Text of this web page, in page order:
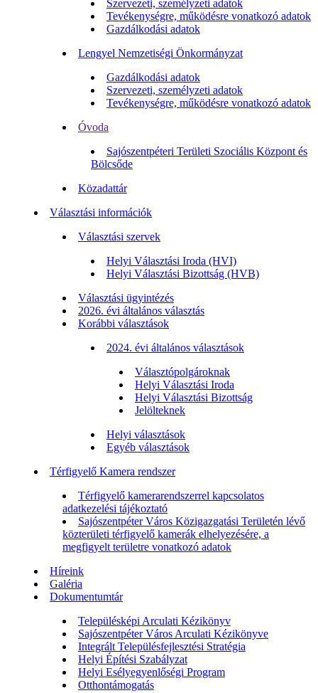
Szervezeti, személyzeti adatok
Tevékenységre, működésre vonatkozó adatok
Gazdálkodási adatok
Lengyel Nemzetiségi Önkormányzat
Gazdálkodási adatok
Szervezeti, személyzeti adatok
Tevékenységre, működésre vonatkozó adatok
Óvoda
Sajószentpéteri Területi Szociális Központ és
Bölcsőde
Közadattár
Választási információk
Választási szervek
Helyi Választási Iroda (HVI)
Helyi Választási Bizottság (HVB)
Választási ügyintézés
2026. évi általános választás
Korábbi választások
2024. évi általános választások
Választópolgároknak
Helyi Választási Iroda
Helyi Választási Bizottság
Jelölteknek
Helyi választások
Egyéb választások
Térfigyelő Kamera rendszer
Térfigyelő kamerarendszerrel kapcsolatos
adatkezelési tájékoztató
Sajószentpéter Város Közigazgatási Területén lévő
közterületi térfigyelő kamerák elhelyezésére, a
megfigyelt területre vonatkozó adatok
Híreink
Galéria
Dokumentumtár
Településképi Arculati Kézikönyv
Sajószentpéter Város Arculati Kézikönyve
Integrált Településfejlesztési Stratégia
Helyi Építési Szabályzat
Helyi Esélyegyenlőségi Program
Otthontámogatás